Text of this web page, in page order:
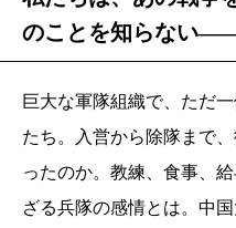
のことを知らない――
巨大な軍隊組織で、ただ
たち。入営から除隊まで
ったのか。教練、食事、
ざる兵隊の感情とは。中